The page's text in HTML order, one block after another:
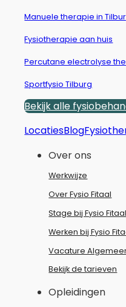
Manuele therapie in
Fysiotherapie aan huis
Percutane electrolyse
Sportfysio Tilburg
Bekijk alle
LocatiesBlog
Over ons
Werkwijze
Over Fysio Fitaal
Stage bij Fysio Fitaal
Werken bij Fysio
Vacature
Bekijk de tarieven
Opleidingen